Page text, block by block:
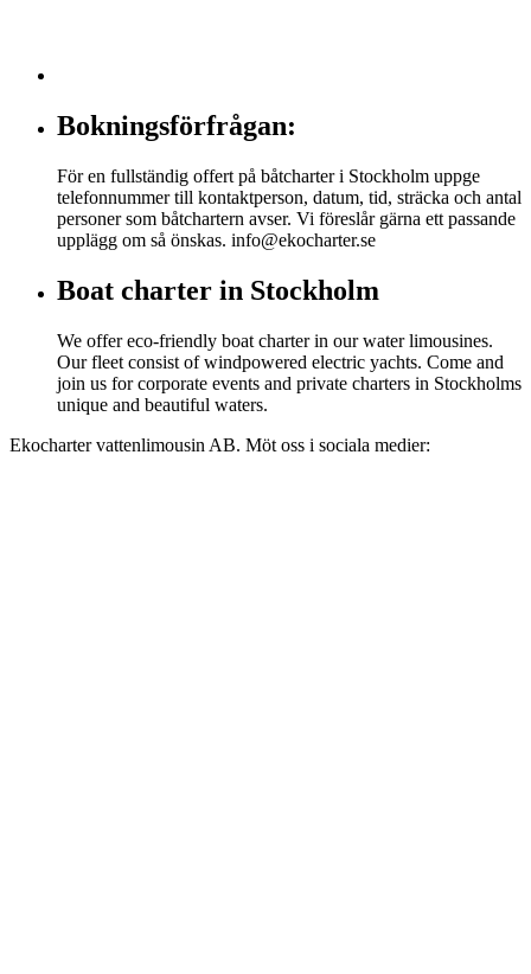
Bokningsförfrågan:
För en fullständig offert på båtcharter i Stockholm uppge
telefonnummer till kontaktperson, datum, tid, sträcka och antal
personer som båtchartern avser. Vi föreslår gärna ett passande
upplägg om så önskas. info@ekocharter.se
Boat charter in Stockholm
We offer eco-friendly boat charter in our water limousines.
Our fleet consist of windpowered electric yachts. Come and
join us for corporate events and private charters in Stockholms
unique and beautiful waters.
Ekocharter vattenlimousin AB. Möt oss i sociala medier: